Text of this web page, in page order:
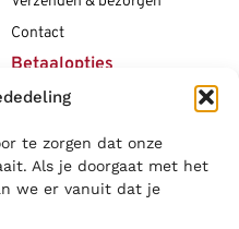
te zorgen dat onze
Als je doorgaat met het
we er vanuit dat je
Contact
Betaalopties
Social media